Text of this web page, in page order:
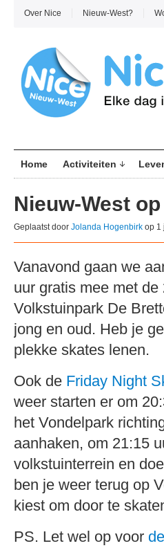
Over Nice Nieuw-West?
Home Activiteiten
Nieuw-West
Geplaatst door Jolanda Hogenbirk op 1
Vanavond gaan we
uur gratis mee met
Volkstuinpark De
jong en oud. Heb je
plekke skates lenen.
Ook de Friday Night
weer starten er om
het Vondelpark
aanhaken, om 21:15
volkstuinterrein en
ben je weer terug op
kiest om door te
PS. Let wel op voor